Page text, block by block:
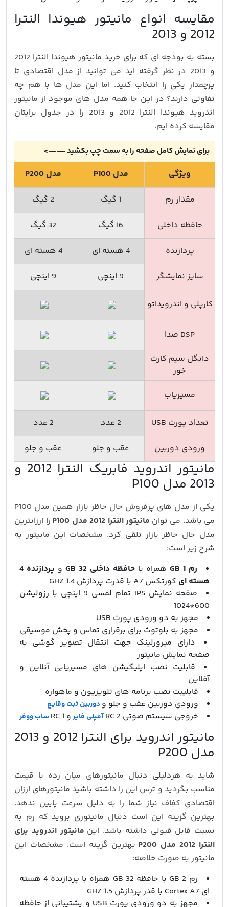
مقایسه انواع مانیتور هیوندا النترا
2012 و 2013
بسته به بودجه ای که برای خرید مانیتور هیوندا النترا 2012
و 2013 در نظر گرفته اید می توانید از مدل اقتصادی تا
پرچمدار یکی را انتخاب کنید. اما این مدل ها با هم چه
تفاوتی دارند؟ در این جا همه مدل های موجود از مانیتور
اندروید هیوندا النترا 2012 و 2013 را در جدول برایتان
مقایسه کرده ایم.
برای نمایش کامل صفحه را به سمت چپ بکشید ——>
ویژگی مدل P100
مدل P200
مقدار رم
1 گیگ
2 گیگ
حافظه داخلی
16 گیگ
32 گیگ
پردازنده
4 هسته ای
4 هسته ای
سایز نمایشگر
9 اینچی 9 اینچی
کارپلی و اندرویداتو
DSP صدا
دانگل سیم کارت
خور
مسیریاب
تعداد پورت USB 2 عدد
2 عدد
ورودی دوربین
عقب و جلو عقب و جلو
مانیتور اندروید فابریک النترا 2012 و
2013 مدل P100
یکی از مدل های پرفروش حال حاظر بازار همین مدل P100
می باشد. می توان مانیتور النترا 2012 مدل P100
را ارزانترین
مدل حال حاظر بازار تلقی کرد. مشخصات این مانیتور به
شرح زیر است:
رم 1 GB
همراه با حافظه داخلی 32 GB و
پردازنده 4
هسته ای کورتکس A7 با قدرت پردازش 1.4 GHZ
صفحه نمایش IPS تمام لمسی 9 اینچی با رزولیشن
600*1024
مجهز به دو ورودی پورت USB
مجهز به بلوتوث برای برقراری تماس و پخش موسیقی
دارای میرورلینک جهت انتقال تصویر گوشی به
صفحه نمایش مانیتور
قابلیت نصب اپلیکیشن های مسیریابی آنلاین و
آفلاین
قابلیبت نصب برنامه های تلویزیون و ماهواره
ورودی دوربین عقب و جلو و دوربین ثبت وقایع
خروجی سیستم صوتی 2 RC آمپلی فایرو 1 RC ساب ووفر
مانیتور اندروید برای النترا 2012 و 2013
مدل P200
شاید به هردلیلی دنبال مانیتورهای میان رده با قیمت
مناسب بگردید و ترس این را داشته باشید مانیتورهای ارزان
اقتصادی کفاف نیاز شما را به دلیل سرعت پایین ندهد.
بهترین گزینه این است دنبال مانیتوری بروید که رم به
نسبت قابل قبولی داشته باشد. این مانیتور اندروید برای
النترا 2012 مدل P200
بهترین گزینه است. مشخصات این
مانیتور به صورت خلاصه:
رم 2 GB با حافظه 32 GB همراه با پردازنده 4 هسته
ای Cortex A7 با قدر پردازش 1.5 GHZ
مجهز به دو ورودی پورت USB و پشتیبانی از حافظه